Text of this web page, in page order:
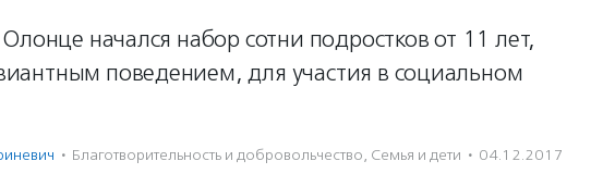
начался набор сотни подростков от 11 лет,
поведением, для участия в социальном
· Благотвори­тель­ность и доброволь­чест­во, Семья и дети · 04.12.2017